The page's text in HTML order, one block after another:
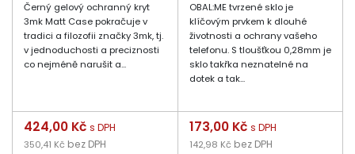
Černý gelový ochranný kryt
3mk Matt Case pokračuje v
tradici a filozofii značky 3mk, tj.
v jednoduchosti a preciznosti
co nejméně narušit a...
Cena
424,00 Kč s DPH
350,41 Kč bez DPH
OBAL:ME tvrzené sklo je
klíčovým prvkem k dlouhé
životnosti a ochrany vašeho
telefonu. S tloušťkou 0,28mm je
sklo takřka neznatelné na
dotek a tak...
Cena
173,00 Kč s DPH
142,98 Kč bez DPH